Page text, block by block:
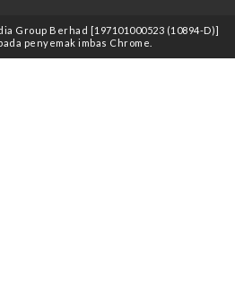
Group Berhad [197101000523 (10894-D)]
penyemak imbas Chrome.